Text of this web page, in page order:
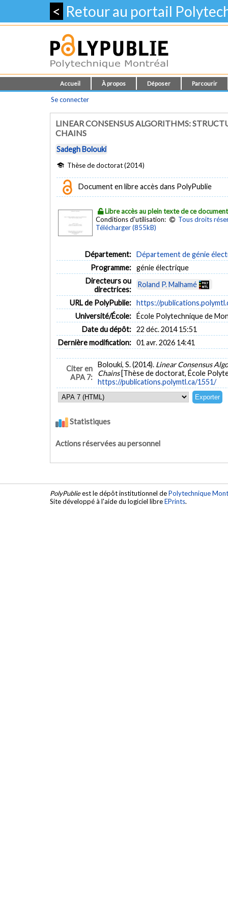
< Retour au portail
Accueil À propos Déposer Parcourir
Se connecter
LINEAR CONSENSUS ALGORITHMS:
CHAINS
Sadegh Bolouki
Thèse de doctorat (2014)
Document en libre accès dans PolyPublie
Libre accès au plein texte de ce document
Conditions d'utilisation:
Tous droits
Télécharger (855kB)
Département: Département de génie
Programme: génie électrique
Directeurs ou
directrices:
Roland P. Malhamé
URL de PolyPublie: https://
Université/École: École Polytechnique de
Date du dépôt: 22 déc. 2014 15:51
Dernière modification: 01 avr. 2026 14:41
Citer en
APA 7:
Bolouki, S. (2014). Linear Consensus
Chains [Thèse de doctorat, École
https://publications.polymtl.ca/1551/
Statistiques
Actions réservées au personnel
PolyPublieest le dépôt institutionnel dePolytechnique
Site développé à l'aide du logiciel libreEPrints.